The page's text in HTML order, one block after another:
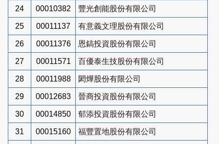
24 00010382 豐光創能股份有限公司
25 00011137 有意義文理股份有限公司
26 00011376 恩鎬投資股份有限公司
27 00011571 百優泰生技股份有限公司
28 00011988 閎燁股份有限公司
29 00012683 晉商投資股份有限公司
30 00014850 郁添投資股份有限公司
31 00015160 福豐置地股份有限公司